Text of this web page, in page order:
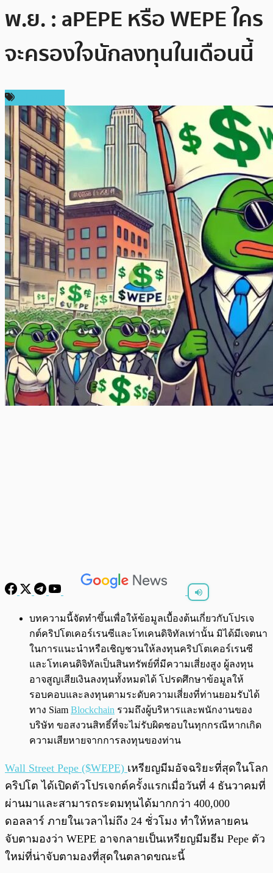
พ.ย. : aPEPE หรือ WEPE ใคร
จะครองใจนักลงทุนในเดือนนี้
พร้อมเล่น 0:00/0:00
บทความนี้จัดทำขึ้นเพื่อให้ข้อมูลเบื้องต้นเกี่ยวกับโปรเจ
กต์คริปโตเคอร์เรนซีและโทเคนดิจิทัลเท่านั้น มิได้มีเจตนา
ในการแนะนำหรือเชิญชวนให้ลงทุนคริปโตเคอร์เรนซี
และโทเคนดิจิทัลเป็นสินทรัพย์ที่มีความเสี่ยงสูง ผู้ลงทุน
อาจสูญเสียเงินลงทุนทั้งหมดได้ โปรดศึกษาข้อมูลให้
รอบคอบและลงทุนตามระดับความเสี่ยงที่ท่านยอมรับได้
ทาง Siam Blockchain รวมถึงผู้บริหารและพนักงานของ
บริษัท ขอสงวนสิทธิ์ที่จะไม่รับผิดชอบในทุกกรณีหากเกิด
ความเสียหายจากการลงทุนของท่าน
Wall Street Pepe ($WEPE) เหรียญมีมอัจฉริยะที่สุดในโลก
คริปโต ได้เปิดตัวโปรเจกต์ครั้งแรกเมื่อวันที่ 4 ธันวาคมที่
ผ่านมาและสามารถระดมทุนได้มากกว่า 400,000
ดอลลาร์ ภายในเวลาไม่ถึง 24 ชั่วโมง ทำให้หลายคน
จับตามองว่า WEPE อาจกลายเป็นเหรียญมีมธีม Pepe ตัว
ใหม่ที่น่าจับตามองที่สุดในตลาดขณะนี้